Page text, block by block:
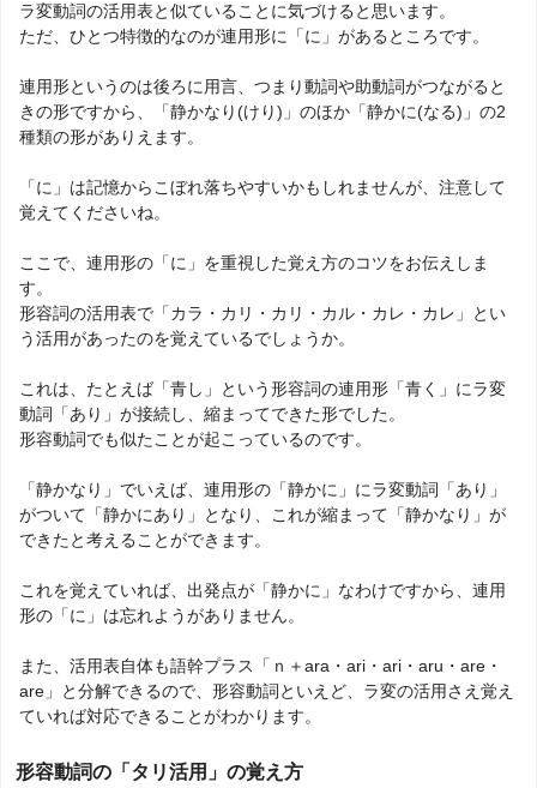
ラ変動詞の活用表と似ていることに気づけると思います。
ただ、ひとつ特徴的なのが連用形に「に」があるところです。
連用形というのは後ろに用言、つまり動詞や助動詞がつながると
きの形ですから、「静かなり(けり)」のほか「静かに(なる)」の2
種類の形がありえます。
「に」は記憶からこぼれ落ちやすいかもしれませんが、注意して
覚えてくださいね。
ここで、連用形の「に」を重視した覚え方のコツをお伝えしま
す。
形容詞の活用表で「カラ・カリ・カリ・カル・カレ・カレ」とい
う活用があったのを覚えているでしょうか。
これは、たとえば「青し」という形容詞の連用形「青く」にラ変
動詞「あり」が接続し、縮まってできた形でした。
形容動詞でも似たことが起こっているのです。
「静かなり」でいえば、連用形の「静かに」にラ変動詞「あり」
がついて「静かにあり」となり、これが縮まって「静かなり」が
できたと考えることができます。
これを覚えていれば、出発点が「静かに」なわけですから、連用
形の「に」は忘れようがありません。
また、活用表自体も語幹プラス「ｎ＋ara・ari・ari・aru・are・
are」と分解できるので、形容動詞といえど、ラ変の活用さえ覚え
ていれば対応できることがわかります。
形容動詞の「タリ活用」の覚え方